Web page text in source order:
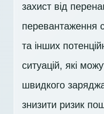
захист від
перевантаження
та інших
ситуацій, які
швидкого
знизити ризик